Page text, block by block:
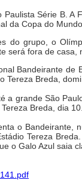
Série B. A
da Copa do
do grupo, o
será fora de
Bandeirante de
Tereza Breda,
a grande São
Breda, dia
o Bandeirante,
Tereza
o Galo Azul saia